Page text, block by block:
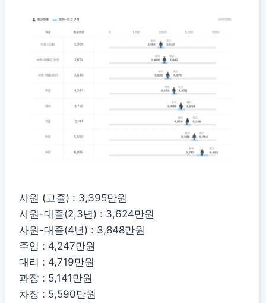
사원 (고졸) : 3,395만원
사원-대졸(2,3년) : 3,624만원
사원-대졸(4년) : 3,848만원
주임 : 4,247만원
대리 : 4,719만원
과장 : 5,141만원
차장 : 5,590만원